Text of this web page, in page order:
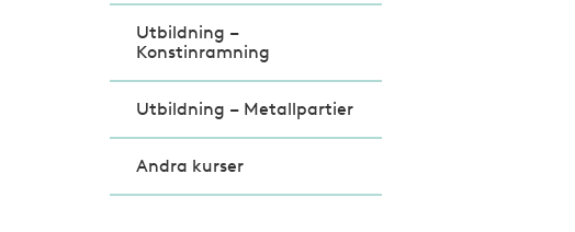
Utbildning –
Konstinramning
Utbildning – Metallpartier
Andra kurser